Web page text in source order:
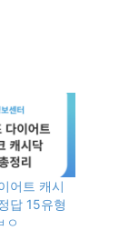
어트 캐시
답 15유형
ㅇ